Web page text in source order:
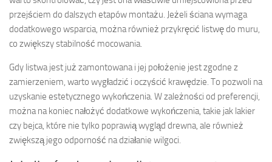
przejściem do dalszych etapów montażu. Jeżeli ściana wymaga
dodatkowego wsparcia, można również przykręcić listwę do muru,
co zwiększy stabilność mocowania.
Gdy listwa jest już zamontowana i jej położenie jest zgodne z
zamierzeniem, warto wygładzić i oczyścić krawędzie. To pozwoli na
uzyskanie estetycznego wykończenia. W zależności od preferencji,
można na koniec nałożyć dodatkowe wykończenia, takie jak lakier
czy bejca, które nie tylko poprawią wygląd drewna, ale również
zwiększą jego odporność na działanie wilgoci.